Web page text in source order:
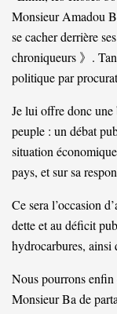
Monsieur Amadou
se cacher derrière
chroniqueurs 》.
politique par
Je lui offre donc une
peuple : un débat
situation
pays, et sur sa
Ce sera l’occasion
dette et au déficit
hydrocarbures, ainsi
Nous pourrons
Monsieur Ba de